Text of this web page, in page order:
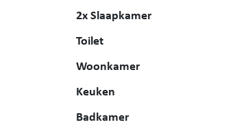
2x Slaapkamer
Toilet
Woonkamer
Keuken
Badkamer